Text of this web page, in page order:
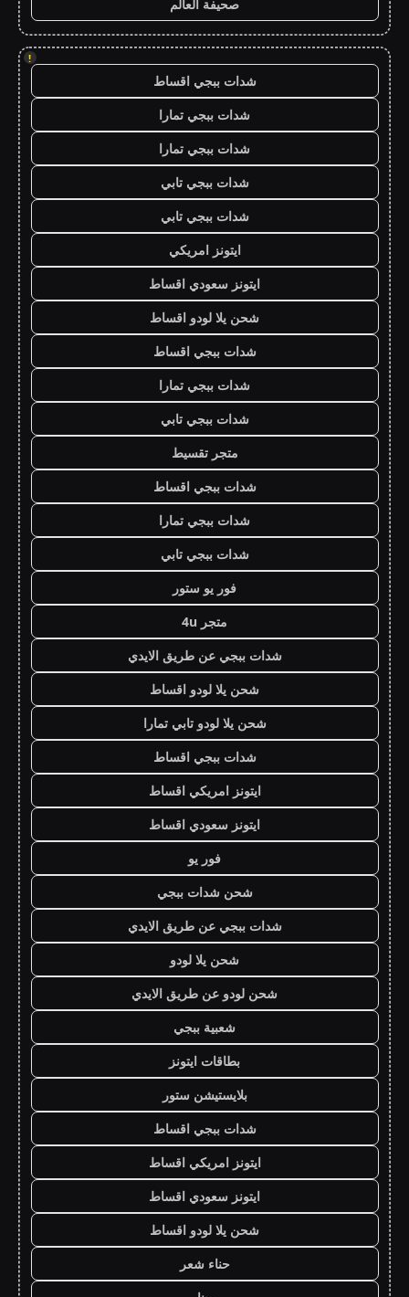
صحيفة العالم
!
شدات ببجي اقساط
شدات ببجي تمارا
شدات ببجي تمارا
شدات ببجي تابي
شدات ببجي تابي
ايتونز امريكي
ايتونز سعودي اقساط
شحن يلا لودو اقساط
شدات ببجي اقساط
شدات ببجي تمارا
شدات ببجي تابي
متجر تقسيط
شدات ببجي اقساط
شدات ببجي تمارا
شدات ببجي تابي
فور يو ستور
متجر 4u
شدات ببجي عن طريق الايدي
شحن يلا لودو اقساط
شحن يلا لودو تابي تمارا
شدات ببجي اقساط
ايتونز امريكي اقساط
ايتونز سعودي اقساط
فور يو
شحن شدات ببجي
شدات ببجي عن طريق الايدي
شحن يلا لودو
شحن لودو عن طريق الايدي
شعبية ببجي
بطاقات ايتونز
بلايستيشن ستور
شدات ببجي اقساط
ايتونز امريكي اقساط
ايتونز سعودي اقساط
شحن يلا لودو اقساط
حناء شعر